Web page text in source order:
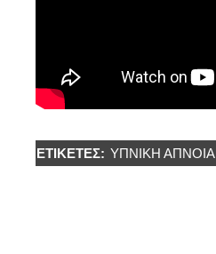
ΕΤΙΚΈΤΕΣ: ΥΠΝΙΚΗ ΑΠΝΟΙΑ